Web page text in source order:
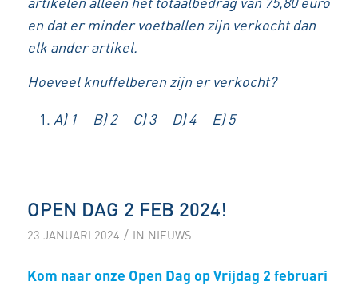
en dat er minder voetballen zijn verkocht dan
elk ander artikel.
Hoeveel knuffelberen zijn er verkocht?
A) 1 B) 2 C) 3 D) 4 E) 5
OPEN DAG 2 FEB 2024!
23 JANUARI 2024 / IN NIEUWS
Kom naar onze Open Dag op Vrijdag 2 februari